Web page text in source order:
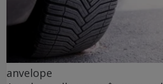
anvelope